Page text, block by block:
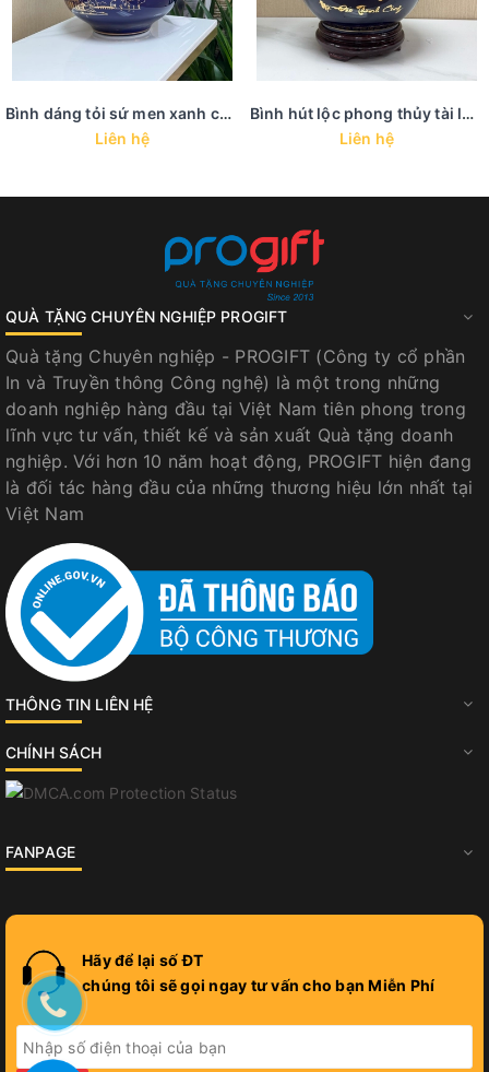
Bình dáng tỏi sứ men xanh coban - BHL 39
Liên hệ
Bình hút lộc phong thủy tài lộc trưng bày in họa tiết vàng kim - BHL 38
Liên hệ
QUÀ TẶNG CHUYÊN NGHIỆP PROGIFT
Quà tặng Chuyên nghiệp - PROGIFT (Công ty cổ phần
In và Truyền thông Công nghệ) là một trong những
doanh nghiệp hàng đầu tại Việt Nam tiên phong trong
lĩnh vực tư vấn, thiết kế và sản xuất Quà tặng doanh
nghiệp. Với hơn 10 năm hoạt động, PROGIFT hiện đang
là đối tác hàng đầu của những thương hiệu lớn nhất tại
Việt Nam
THÔNG TIN LIÊN HỆ
CHÍNH SÁCH
FANPAGE
Hãy để lại số ĐT
chúng tôi sẽ gọi ngay tư vấn cho bạn Miễn Phí